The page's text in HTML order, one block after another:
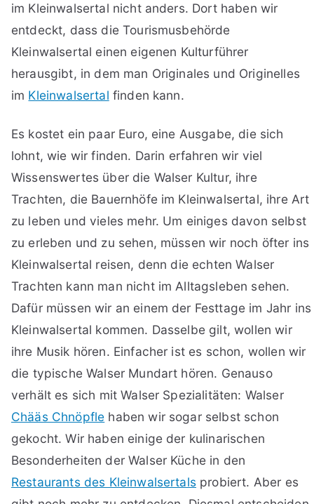
im Kleinwalsertal nicht anders. Dort haben wir
entdeckt, dass die Tourismusbehörde
Kleinwalsertal einen eigenen Kulturführer
herausgibt, in dem man Originales und Originelles
im Kleinwalsertal finden kann.
Es kostet ein paar Euro, eine Ausgabe, die sich
lohnt, wie wir finden. Darin erfahren wir viel
Wissenswertes über die Walser Kultur, ihre
Trachten, die Bauernhöfe im Kleinwalsertal, ihre Art
zu leben und vieles mehr. Um einiges davon selbst
zu erleben und zu sehen, müssen wir noch öfter ins
Kleinwalsertal reisen, denn die echten Walser
Trachten kann man nicht im Alltagsleben sehen.
Dafür müssen wir an einem der Festtage im Jahr ins
Kleinwalsertal kommen. Dasselbe gilt, wollen wir
ihre Musik hören. Einfacher ist es schon, wollen wir
die typische Walser Mundart hören. Genauso
verhält es sich mit Walser Spezialitäten: Walser
Chääs Chnöpfle haben wir sogar selbst schon
gekocht. Wir haben einige der kulinarischen
Besonderheiten der Walser Küche in den
Restaurants des Kleinwalsertalsprobiert. Aber es